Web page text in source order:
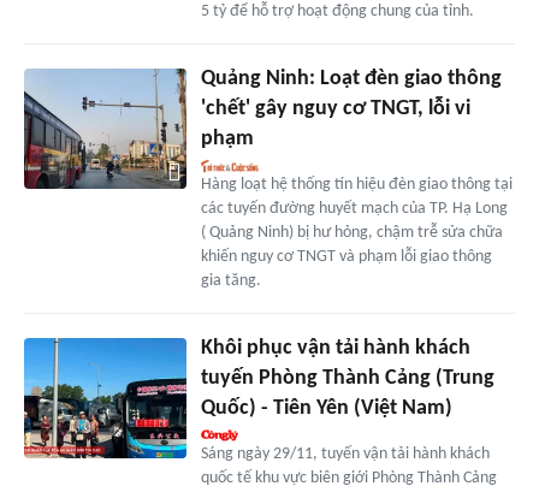
5 tỷ để hỗ trợ hoạt động chung của tỉnh.
Quảng Ninh: Loạt đèn giao thông
'chết' gây nguy cơ TNGT, lỗi vi
phạm
Hàng loạt hệ thống tín hiệu đèn giao thông tại
các tuyến đường huyết mạch của TP. Hạ Long
( Quảng Ninh) bị hư hỏng, chậm trễ sửa chữa
khiến nguy cơ TNGT và phạm lỗi giao thông
gia tăng.
Khôi phục vận tải hành khách
tuyến Phòng Thành Cảng (Trung
Quốc) - Tiên Yên (Việt Nam)
Sáng ngày 29/11, tuyến vận tải hành khách
quốc tế khu vực biên giới Phòng Thành Cảng